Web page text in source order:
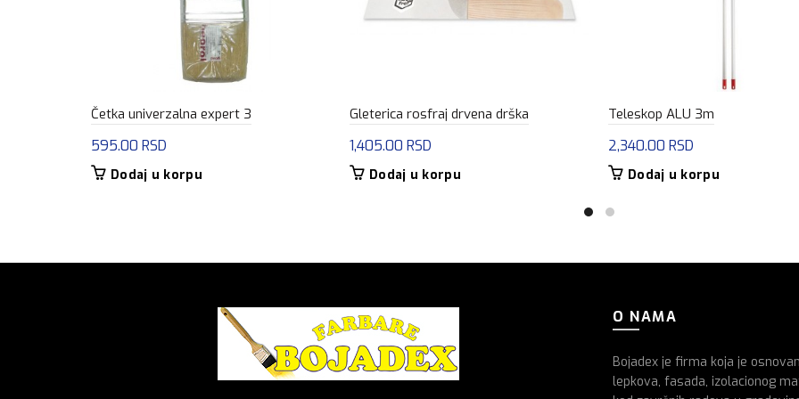
Četka univerzalna expert 3
595.00 RSD
Dodaj u korpu
Gleterica rosfraj drvena drška
1,405.00 RSD
Dodaj u korpu
Teleskop ALU 3m
2,340.00 RSD
Dodaj u korpu
O NAMA
Bojadex je firma koja je
lepkova, fasada, izolacionog